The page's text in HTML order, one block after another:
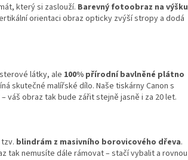
který si zaslouží. Barevný fotoobraz na výšku
orientaci obraz opticky zvýší stropy a dodá
látky, ale 100% přírodní bavlněné plátno
skutečné malířské dílo. Naše tiskárny Canon s
– váš obraz tak bude zářit stejně jasně i za 20 let.
blindrám z masivního borovicového dřeva.
tak nemusíte dále rámovat – stačí vybalit a rovnou